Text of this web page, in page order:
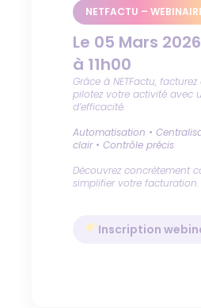
NETFACTU –
Le 05 Mars
à 11h00
Grâce à NETFactu,
pilotez votre activité avec
d’efficacité.
Automatisation •
clair • Contrôle précis
Découvrez concrètement
simplifier votre facturation.
Inscription